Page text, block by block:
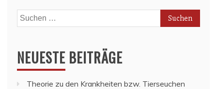
Suchen
nach:
NEUESTE BEITRÄGE
Theorie zu den Krankheiten bzw. Tierseuchen